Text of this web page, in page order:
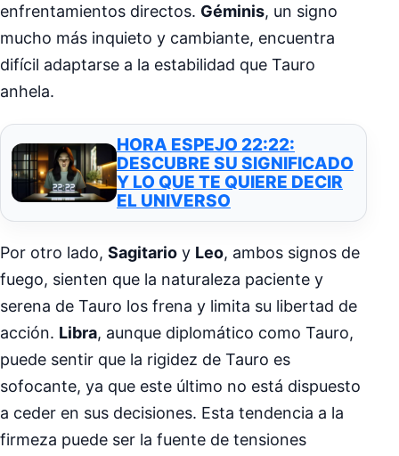
enfrentamientos directos. Géminis, un signo
mucho más inquieto y cambiante, encuentra
difícil adaptarse a la estabilidad que Tauro
anhela.
HORA ESPEJO 22:22:
DESCUBRE SU SIGNIFICADO
Y LO QUE TE QUIERE DECIR
EL UNIVERSO
Por otro lado, Sagitario y Leo, ambos signos de
fuego, sienten que la naturaleza paciente y
serena de Tauro los frena y limita su libertad de
acción. Libra, aunque diplomático como Tauro,
puede sentir que la rigidez de Tauro es
sofocante, ya que este último no está dispuesto
a ceder en sus decisiones. Esta tendencia a la
firmeza puede ser la fuente de tensiones